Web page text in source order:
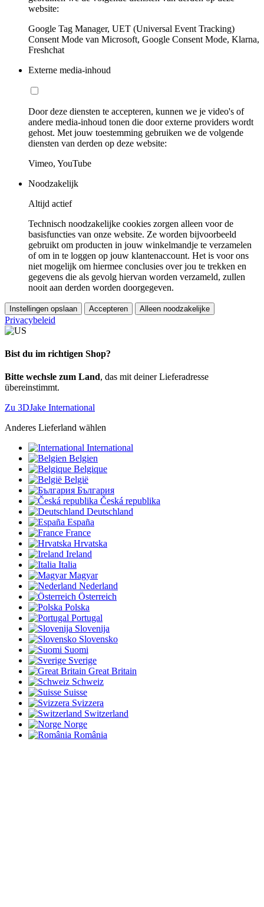
website:
Google Tag Manager, UET (Universal Event Tracking)
Consent Mode van Microsoft, Google Consent Mode, Klarna,
Freshchat
Externe media-inhoud
Door deze diensten te accepteren, kunnen we je video's of
andere media-inhoud tonen die door externe providers wordt
gehost. Met jouw toestemming gebruiken we de volgende
diensten van derden op deze website:
Vimeo, YouTube
Noodzakelijk
Altijd actief
Technisch noodzakelijke cookies zorgen alleen voor de
basisfuncties van onze website. Ze worden bijvoorbeeld
gebruikt om producten in jouw winkelmandje te verzamelen
of om in te loggen op jouw klantenaccount. Het is voor ons
niet mogelijk om hiermee conclusies over jou te trekken en
gegevens die als gevolg hiervan worden verzameld, zullen
nooit aan derden worden doorgegeven.
Instellingen opslaan Accepteren Alleen noodzakelijke
Privacybeleid
Bist du im richtigen Shop?
Bitte wechsle zum Land, das mit deiner Lieferadresse
übereinstimmt.
Zu 3DJake International
Anderes Lieferland wählen
International
Belgien
Belgique
België
България
Česká republika
Deutschland
España
France
Hrvatska
Ireland
Italia
Magyar
Nederland
Österreich
Polska
Portugal
Slovenija
Slovensko
Suomi
Sverige
Great Britain
Schweiz
Suisse
Svizzera
Switzerland
Norge
România